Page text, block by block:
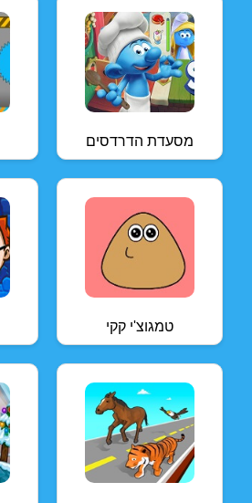
מסעדת הדרדסים
טמגוצ'י קקי